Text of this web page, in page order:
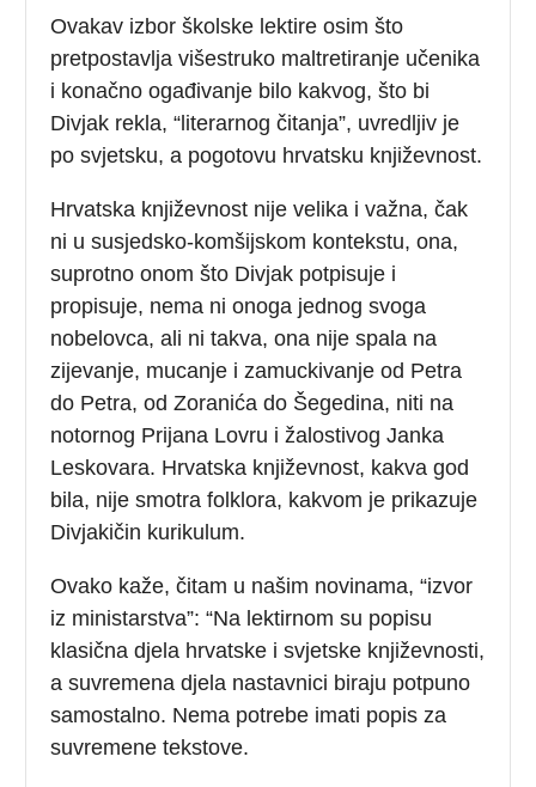
Ovakav izbor školske lektire osim što
pretpostavlja višestruko maltretiranje učenika
i konačno ogađivanje bilo kakvog, što bi
Divjak rekla, “literarnog čitanja”, uvredljiv je
po svjetsku, a pogotovu hrvatsku književnost.
Hrvatska književnost nije velika i važna, čak
ni u susjedsko-komšijskom kontekstu, ona,
suprotno onom što Divjak potpisuje i
propisuje, nema ni onoga jednog svoga
nobelovca, ali ni takva, ona nije spala na
zijevanje, mucanje i zamuckivanje od Petra
do Petra, od Zoranića do Šegedina, niti na
notornog Prijana Lovru i žalostivog Janka
Leskovara. Hrvatska književnost, kakva god
bila, nije smotra folklora, kakvom je prikazuje
Divjakičin kurikulum.
Ovako kaže, čitam u našim novinama, “izvor
iz ministarstva”: “Na lektirnom su popisu
klasična djela hrvatske i svjetske književnosti,
a suvremena djela nastavnici biraju potpuno
samostalno. Nema potrebe imati popis za
suvremene tekstove.